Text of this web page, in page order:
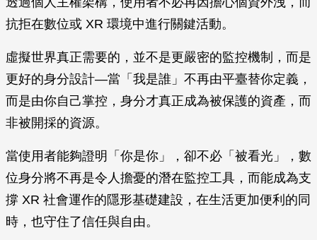
抗拒在數位或 XR 環境中進行關鍵活動。
虛擬世界真正需要的，並不是更嚴密的監控機制，而是
更好的身分設計—當「我是誰」不再由平臺替你定義，
而是由你自己掌控，身分才真正成為被保護的資產，而
非被開採的資源。
當使用者能夠證明「你是你」，卻不必「被看光」，數
位身分將不再是令人擔憂的潛在監控工具，而能成為支
撐 XR 社會運作的隱形基礎建設，在生活更加便利的同
時，也守住了信任與自由。